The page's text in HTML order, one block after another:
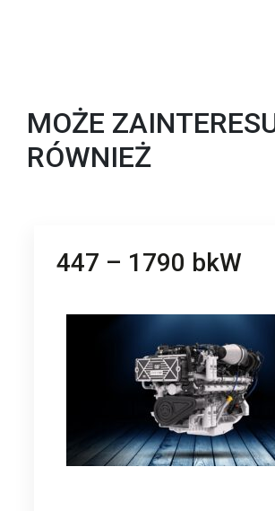
MOŻE
RÓWNIEŻ
447 – 1790 bkW